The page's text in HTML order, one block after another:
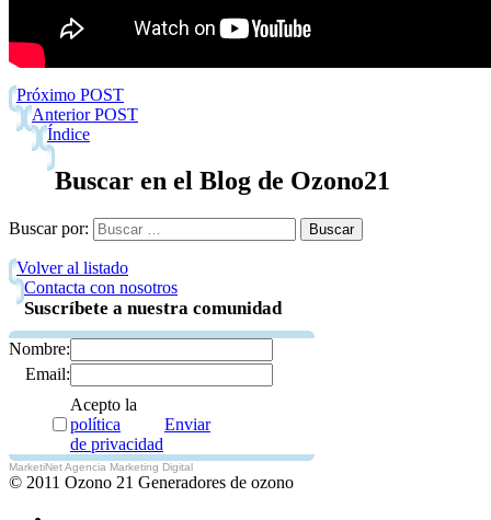
Próximo POST
Anterior POST
Índice
Buscar en el Blog de Ozono21
Buscar por:
Volver al listado
Contacta con nosotros
Suscríbete a nuestra comunidad
Nombre:
Email:
Acepto la
política
de privacidad
Enviar
MarketiNet Agencia Marketing Digital
© 2011 Ozono 21 Generadores de ozono